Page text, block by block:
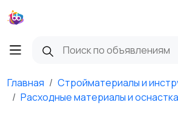
Главная
Стройматериалы и
Расходные материалы и оснастка